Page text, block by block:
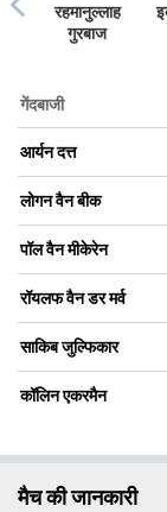
113/6
25.3 ov
साकिब जुल्फिकार
रहमानुल्लाह
गुरबाज
गेंदबाजी
आर्यन दत्त
लोगन वैन बीक
पॉल वैन मीकेरेन
रॉयलफ वैन डर मर्व
साकिब जुल्फिकार
कॉलिन एकरमैन
मैच की जानकारी